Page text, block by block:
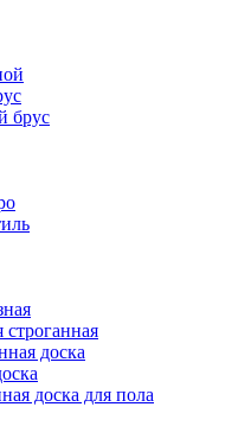
брус
строганная
доска
доска для пола